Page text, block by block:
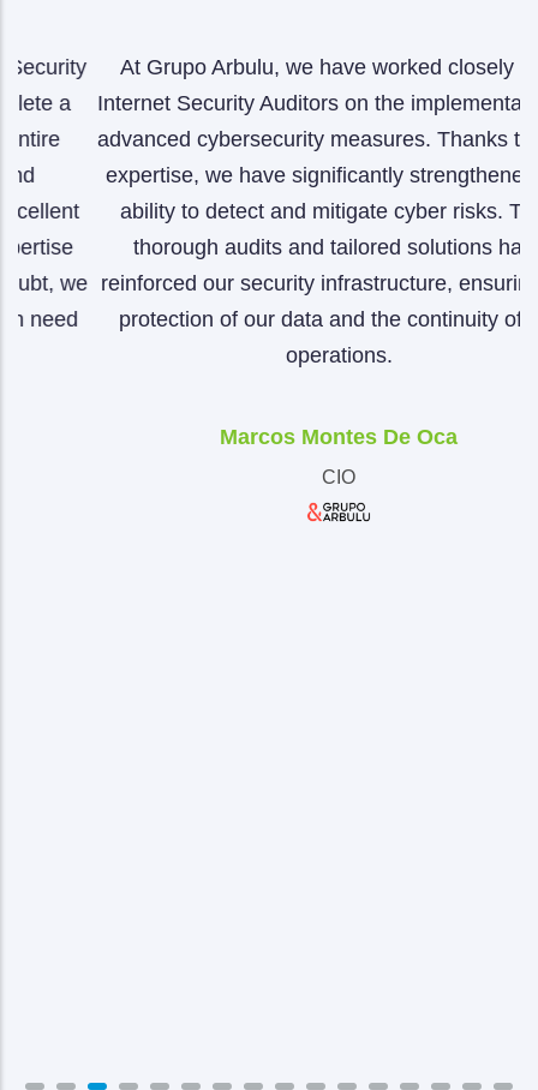
At Grupo Arbulu, we have worked closely with
Internet Security Auditors on the implementation of
advanced cybersecurity measures. Thanks to their
expertise, we have significantly strengthened our
ability to detect and mitigate cyber risks. Their
thorough audits and tailored solutions have
reinforced our security infrastructure, ensuring the
protection of our data and the continuity of our
operations.
Marcos Montes De Oca